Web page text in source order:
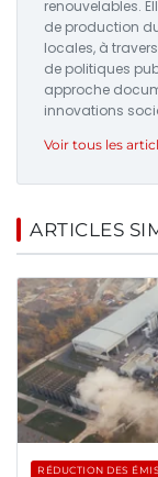
renouvelables.
de production
locales, à
de politiques
approche
innovations
Voir tous les
ARTICLES
RÉDUCTION DES